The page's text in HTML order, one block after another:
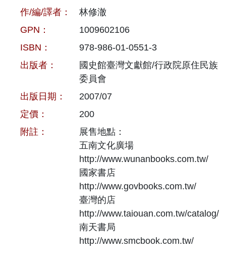
訂閱電子報
徵稿說明
期刊查詢
作/編/譯者：
林修澈
GPN：
1009602106
ISBN：
978-986-01-0551-3
出版者：
國史館臺灣文獻館/行政院原住民族
委員會
出版日期：
2007/07
定價：
200
附註：
展售地點：
五南文化廣場
http://www.wunanbooks.com.tw/
國家書店
http://www.govbooks.com.tw/
臺灣的店
http://www.taiouan.com.tw/catalog/
南天書局
http://www.smcbook.com.tw/